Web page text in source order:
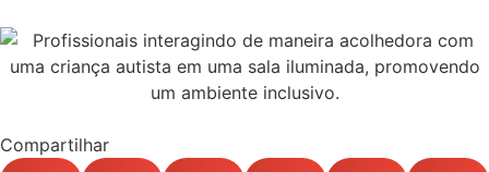
Compartilhar